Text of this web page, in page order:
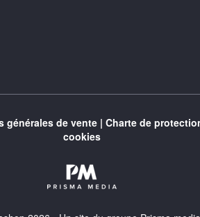
générales de vente| Charte de
cookies